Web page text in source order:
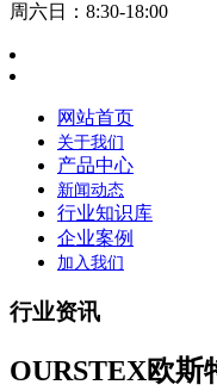
周六日：8:30-18:00
网站首页
关于我们
产品中心
新闻动态
行业知识库
企业案例
加入我们
行业资讯
OURSTEX欧斯